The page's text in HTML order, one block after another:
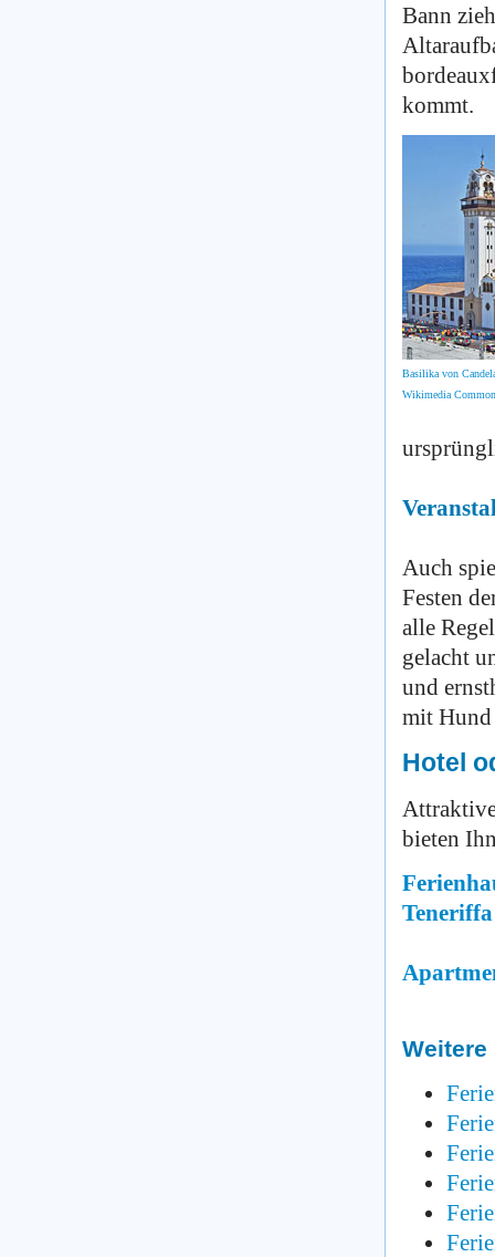
Bann
kommt.
Basilika von
Wikimedia
Auch
Festen
alle
gelacht
und
mit
Hotel
bieten
Weitere